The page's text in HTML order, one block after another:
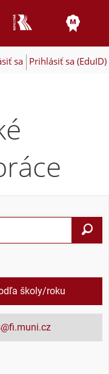
sa Prihlásiť sa (EduID)
školy/roku